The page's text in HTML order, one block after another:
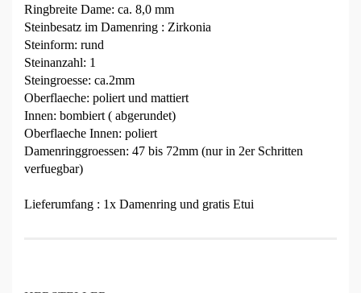
Ringbreite Dame: ca. 8,0 mm
Steinbesatz im Damenring : Zirkonia
Steinform: rund
Steinanzahl: 1
Steingroesse: ca.2mm
Oberflaeche: poliert und mattiert
Innen: bombiert ( abgerundet)
Oberflaeche Innen: poliert
Damenringgroessen: 47 bis 72mm (nur in 2er Schritten
verfuegbar)
Lieferumfang : 1x Damenring und gratis Etui